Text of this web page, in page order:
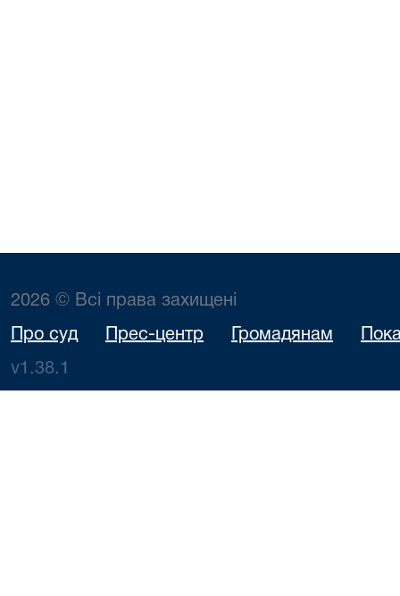
2026 © Всі права захищені
Про суд Прес-центр Громадянам
v1.38.1